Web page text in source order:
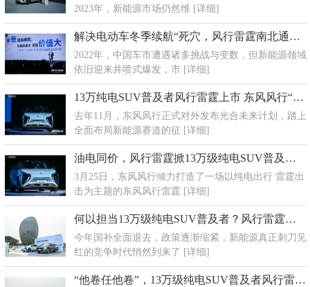
2023年，新能源市场仍然维 [详细]
解决电动车冬季续航“死穴，风行雷霆南北通用无畏严寒
2022年，中国车市遭遇诸多挑战与变数，但新能源领域
依旧迎来井喷式爆发，市 [详细]
13万纯电SUV普及者风行雷霆上市 东风风行“光合未来”的时代到来
去年11月，东风风行正式对外发布光合未来计划，踏上
全面布局新能源赛道的征 [详细]
油电同价，风行雷霆掀13万级纯电SUV普及浪潮
3月25日，东风风行倾力打造了一场以纯电出行 雷霆出
击为主题的东风风行雷霆 [详细]
何以担当13万级纯电SUV普及者？风行雷霆实力入局
今年国补全面退去，政策逐渐缩紧，新能源真正刺刀见
红的竞争时代悄然到来了 [详细]
“他卷任他卷”，13万级纯电SUV普及者风行雷霆试驾表现惊艳